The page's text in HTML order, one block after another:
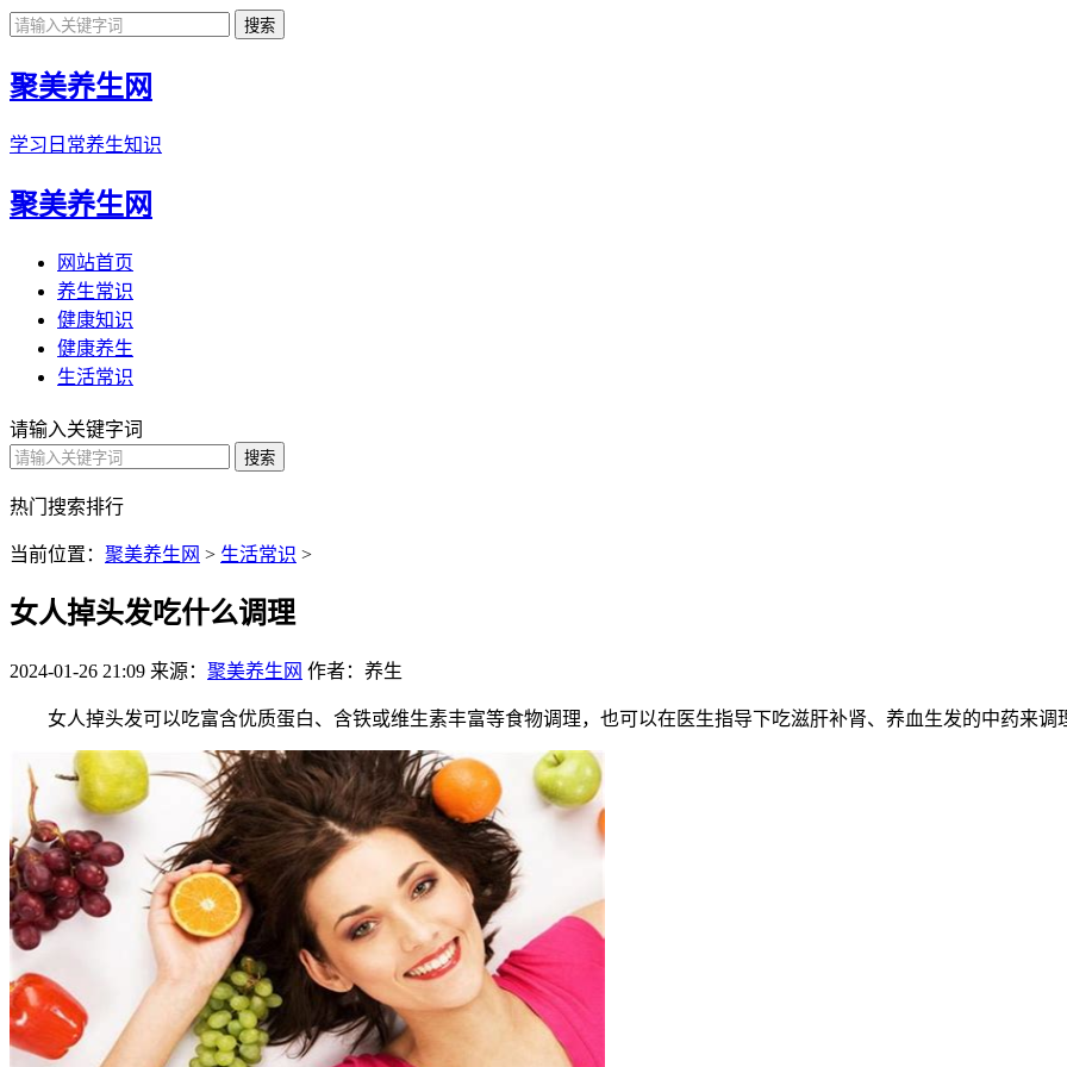
聚美养生网
学习日常养生知识
聚美养生网
网站首页
养生常识
健康知识
健康养生
生活常识
请输入关键字词
热门搜索排行
当前位置： 聚美养生网 > 生活常识 >
女人掉头发吃什么调理
2024-01-26 21:09 来源： 聚美养生网 作者：养生
女人掉头发可以吃富含优质蛋白、含铁或维生素丰富等食物调理，也可以在医生指导下吃滋肝补肾、养血生发的中药来调